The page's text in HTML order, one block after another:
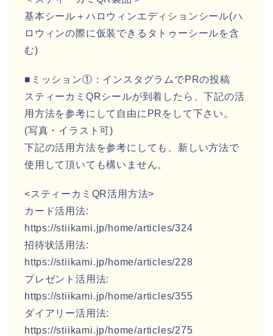
基本シール＋ハロウィンエディションシール(ハ
ロウィンの際に仮装できるタトゥーシールを含
む)
■ミッション①：インスタグラムでPRの投稿
スティーカミQRシールが到着したら、下記の活
用方法を参考にして自由にPRをして下さい。
(写真・イラスト可)
下記の活用方法を参考にしても、新しい方法で
使用して頂いても構いません。
<スティーカミQR活用方法>
カード活用法:
https://stiikami.jp/home/articles/324
招待状活用法:
https://stiikami.jp/home/articles/228
プレゼント活用法:
https://stiikami.jp/home/articles/355
ダイアリー活用法:
https://stiikami.jp/home/articles/275